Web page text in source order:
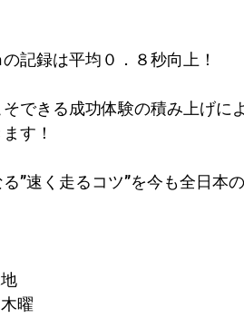
記録は平均０．８秒向上！​
そできる成功体験の積み上げ
す！
”速く走るコツ”を今も全日本
曜